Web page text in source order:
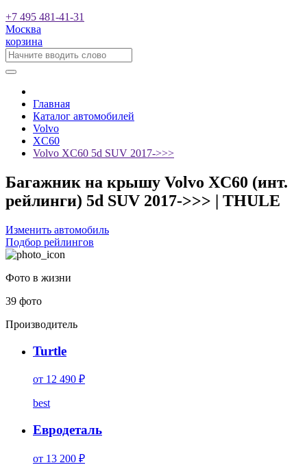
+7 495 481-41-31
Москва
корзина
Главная
Каталог автомобилей
Volvo
XC60
Volvo XC60 5d SUV 2017->>>
Багажник на крышу Volvo XC60 (инт.
рейлинги) 5d SUV 2017->>> | THULE
Изменить автомобиль
Подбор рейлингов
Фото в жизни
39 фото
Производитель
Turtle
от 12 490 ₽
best
Евродеталь
от 13 200 ₽